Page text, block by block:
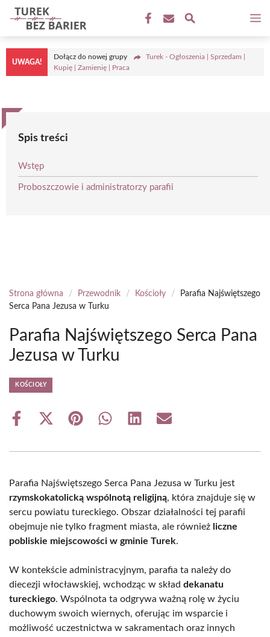
Przejdź
do
treści
UWAGA!
Dołącz do nowej grupy
Turek - Ogłoszenia | Sprzedam |
Kupię | Zamienię | Praca
Spis treści
Wstęp
Proboszczowie i administratorzy parafii
Strona główna / Przewodnik / Kościoły /
Parafia Najświętszego
Serca Pana Jezusa w Turku
Parafia Najświętszego Serca Pana
Jezusa w Turku
KOŚCIOŁY
Share
Share
(Twitter)
Share Share Share Share
Parafia Najświętszego Serca Pana Jezusa w Turku jest
rzymskokatolicką wspólnotą religijną, która znajduje się w
sercu powiatu tureckiego. Obszar działalności tej parafii
obejmuje nie tylko fragment miasta, ale również liczne
pobliskie miejscowości w gminie Turek.
W kontekście administracyjnym, parafia ta należy do
diecezji włocławskiej, wchodząc w skład dekanatu
tureckiego. Wspólnota ta odgrywa ważną rolę w życiu
duchowym swoich wiernych, oferując im wsparcie i
możliwość uczestnictwa w sakramentach oraz innych